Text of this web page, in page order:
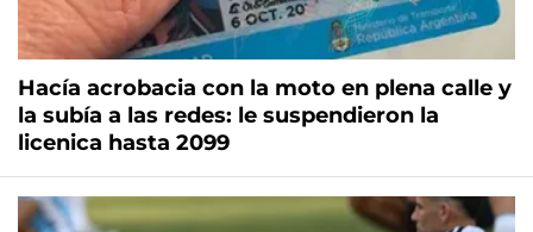
Hacía acrobacia con la moto en plena calle y
la subía a las redes: le suspendieron la
licenica hasta 2099